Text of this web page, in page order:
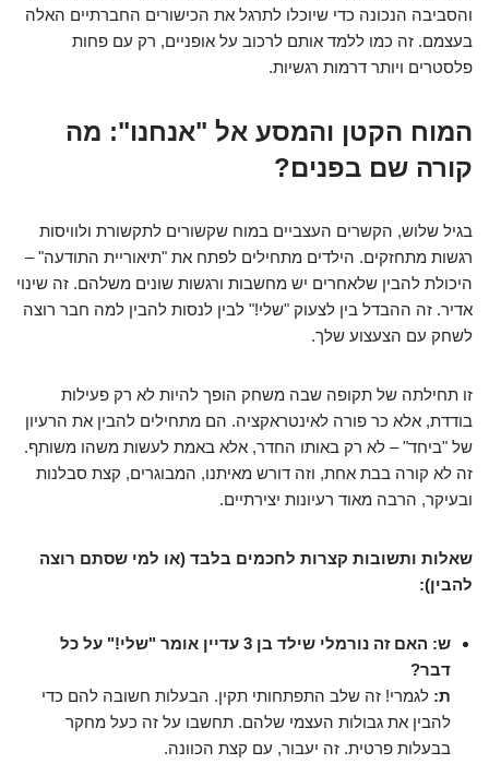
והסביבה הנכונה כדי שיוכלו לתרגל את הכישורים החברתיים האלה
בעצמם. זה כמו ללמד אותם לרכוב על אופניים, רק עם פחות
פלסטרים ויותר דרמות רגשיות.
המוח הקטן והמסע אל "אנחנו": מה
קורה שם בפנים?
בגיל שלוש, הקשרים העצביים במוח שקשורים לתקשורת ולוויסות
רגשות מתחזקים. הילדים מתחילים לפתח את "תיאוריית התודעה" –
היכולת להבין שלאחרים יש מחשבות ורגשות שונים משלהם. זה שינוי
אדיר. זה ההבדל בין לצעוק "שלי!" לבין לנסות להבין למה חבר רוצה
לשחק עם הצעצוע שלך.
זו תחילתה של תקופה שבה משחק הופך להיות לא רק פעילות
בודדת, אלא כר פורה לאינטראקציה. הם מתחילים להבין את הרעיון
של "ביחד" – לא רק באותו החדר, אלא באמת לעשות משהו משותף.
זה לא קורה בבת אחת, וזה דורש מאיתנו, המבוגרים, קצת סבלנות
ובעיקר, הרבה מאוד רעיונות יצירתיים.
שאלות ותשובות קצרות לחכמים בלבד (או למי שסתם רוצה
להבין):
ש: האם זה נורמלי שילד בן 3 עדיין אומר "שלי!" על כל
דבר?
ת: לגמרי! זה שלב התפתחותי תקין. הבעלות חשובה להם כדי
להבין את גבולות העצמי שלהם. תחשבו על זה כעל מחקר
בבעלות פרטית. זה יעבור, עם קצת הכוונה.